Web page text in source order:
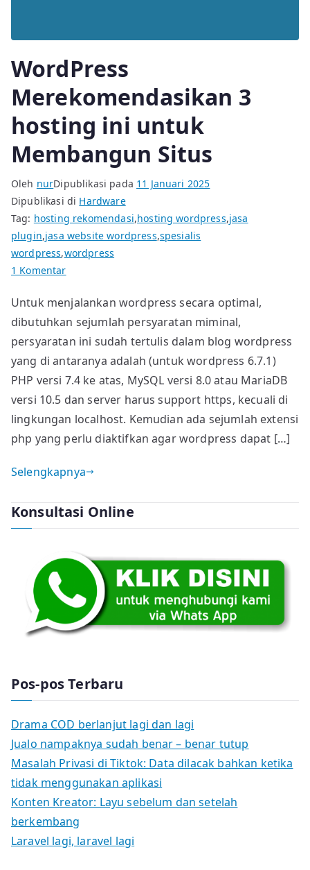
WordPress
Merekomendasikan 3
hosting ini untuk
Membangun Situs
Oleh nurDipublikasi pada 11 Januari 2025
Dipublikasi di Hardware
Tag: hosting rekomendasi,hosting wordpress,jasa
plugin,jasa website wordpress,spesialis
wordpress,wordpress
1 Komentarpada
Merekomendasikan
3
hosting
ini
untuk
Situs
Untuk menjalankan wordpress secara optimal,
dibutuhkan sejumlah persyaratan miminal,
persyaratan ini sudah tertulis dalam blog wordpress
yang di antaranya adalah (untuk wordpress 6.7.1)
PHP versi 7.4 ke atas, MySQL versi 8.0 atau MariaDB
versi 10.5 dan server harus support https, kecuali di
lingkungan localhost. Kemudian ada sejumlah extensi
php yang perlu diaktifkan agar wordpress dapat […]
Selengkapnya
Konsultasi Online
Pos-pos Terbaru
Drama COD berlanjut lagi dan lagi
Jualo nampaknya sudah benar – benar tutup
Masalah Privasi di Tiktok: Data dilacak bahkan ketika
tidak menggunakan aplikasi
Konten Kreator: Layu sebelum dan setelah
berkembang
Laravel lagi, laravel lagi